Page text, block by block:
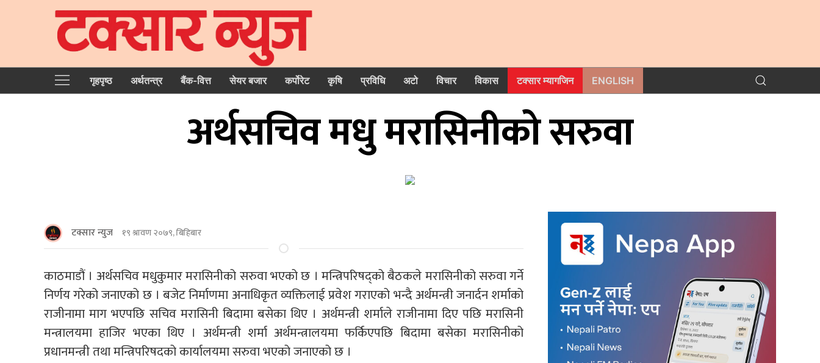
गृहपृष्‍ठ अर्थतन्त्र बैंक-वित्त सेयर बजार कर्पोरेट कृषि प्रविधि अटो विचार विकास टक्सार म्यागजिन ENGLISH
अर्थसचिव मधु मरासिनीको सरुवा
टक्सार न्युज १९ श्रावण २०७९, बिहिबार
काठमाडौं । अर्थसचिव मधुकुमार मरासिनीको सरुवा भएको छ । मन्त्रिपरिषद्को बैठकले मरासिनीको सरुवा गर्ने
निर्णय गरेको जनाएको छ । बजेट निर्माणमा अनाधिकृत व्यक्तिलाई प्रवेश गराएको भन्दै अर्थमन्त्री जनार्दन शर्माको
राजीनामा माग भएपछि सचिव मरासिनी बिदामा बसेका थिए । अर्थमन्त्री शर्माले राजीनामा दिए पछि मरासिनी
मन्त्रालयमा हाजिर भएका थिए । अर्थमन्त्री शर्मा अर्थमन्त्रालयमा फर्किएपछि बिदामा बसेका मरासिनीको
प्रधानमन्त्री तथा मन्त्रिपरिषदको कार्यालयमा सरुवा भएको जनाएको छ ।